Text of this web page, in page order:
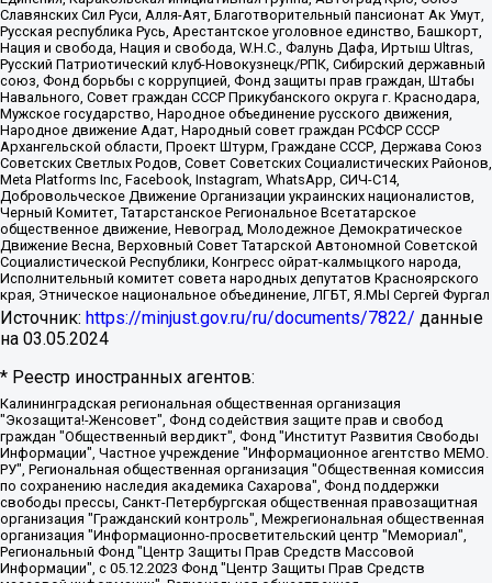
Славянских Сил Руси, Алля-Аят, Благотворительный пансионат Ак Умут,
Русская республика Русь, Арестантское уголовное единство, Башкорт,
Нация и свобода, Нация и свобода, W.H.С., Фалунь Дафа, Иртыш Ultras,
Русский Патриотический клуб-Новокузнецк/РПК, Сибирский державный
союз, Фонд борьбы с коррупцией, Фонд защиты прав граждан, Штабы
Навального, Совет граждан СССР Прикубанского округа г. Краснодара,
Мужское государство, Народное объединение русского движения,
Народное движение Адат, Народный совет граждан РСФСР СССР
Архангельской области, Проект Штурм, Граждане СССР, Держава Союз
Советских Светлых Родов, Совет Советских Социалистических Районов,
Meta Platforms Inc, Facebook, Instagram, WhatsApp, СИЧ-С14,
Добровольческое Движение Организации украинских националистов,
Черный Комитет, Татарстанское Региональное Всетатарское
общественное движение, Невоград, Молодежное Демократическое
Движение Весна, Верховный Совет Татарской Автономной Советской
Социалистической Республики, Конгресс ойрат-калмыцкого народа,
Исполнительный комитет совета народных депутатов Красноярского
края, Этническое национальное объединение, ЛГБТ, Я.МЫ Сергей Фургал
Источник: https://minjust.gov.ru/ru/documents/7822/ данные
на 03.05.2024
* Реестр иностранных агентов:
Калининградская региональная общественная организация "Экозащита!-Женсовет", Фонд содействия защите прав и свобод граждан "Общественный вердикт", Фонд "Институт Развития Свободы Информации", Частное учреждение "Информационное агентство МЕМО. РУ", Региональная общественная организация "Общественная комиссия по сохранению наследия академика Сахарова", Фонд поддержки свободы прессы, Санкт-Петербургская общественная правозащитная организация "Гражданский контроль", Межрегиональная общественная организация "Информационно-просветительский центр "Мемориал", Региональный Фонд "Центр Защиты Прав Средств Массовой Информации", с 05.12.2023 Фонд "Центр Защиты Прав Средств массовой информации", Региональная общественная благотворительная организация помощи беженцам и мигрантам "Гражданское содействие", Негосударственное образовательное учреждение дополнительного профессионального образования (повышение квалификации) специалистов "АКАДЕМИЯ ПО ПРАВАМ ЧЕЛОВЕКА", Свердловская региональная общественная организация "Сутяжник", Автономная некоммерческая организация "Центр независимых социологических исследований", Союз общественных объединений "Российский исследовательский центр по правам человека", Региональное общественное учреждение научно-информационный центр "МЕМОРИАЛ", Некоммерческая организация "Фонд защиты гласности", Автономная некоммерческая организация "Институт прав человека", Городская общественная организация "Екатеринбургское общество "МЕМОРИАЛ", Городская общественная организация "Рязанское историко-просветительское и правозащитное общество "Мемориал" (Рязанский Мемориал), Челябинский региональный орган общественной самодеятельности – женское общественное объединение "Женщины Евразии", Челябинский региональный орган общественной самодеятельности "Уральская правозащитная группа", Фонд содействия защите здоровья и социальной справедливости имени Андрея Рылькова, Автономная Некоммерческая Организация "Аналитический Центр Юрия Левады", Автономная некоммерческая организация социальной поддержки населения "Проект Апрель", Региональная общественная организация помощи женщинам и детям, находящимся в кризисной ситуации "Информационно-методический центр "Анна", Фонд содействия развитию массовых коммуникаций и правовому просвещению "Так-так-Так", Фонд содействия устойчивому развитию "Серебряная тайга", Свердловский региональный общественный фонд социальных проектов "Новое время", "Idel.Реалии", Кавказ.Реалии, Крым.Реалии, Телеканал Настоящее Время, Татаро-башкирская служба Радио Свобода (Azatliq Radiosi), Радио Свободная Европа/Радио Свобода (PCE/PC), "Сибирь.Реалии", "Фактограф", Благотворительный фонд помощи осужденным и их семьям, Автономная некоммерческая организация "Институт глобализации и социальных движений", Фонд "В защиту прав заключенных", Частное учреждение "Центр поддержки и содействия развитию средств массовой информации", Пензенский региональный общественный благотворительный фонд "Гражданский союз", "Север.Реалии", Некоммерческая организация Фонд "Правовая инициатива", Общество с ограниченной ответственностью "Радио Свободная Европа/Радио Свобода", Чешское информационное агентство "MEDIUM-ORIENT", Красноярская региональная общественная организация "Мы против СПИДа", Камалягин Денис Николаевич, Маркелов Сергей Евгеньевич, Пономарев Лев Александрович, Савицкая Людмила Алексеевна, Автономная некоммерческая организация "Центр по работе с проблемой насилия "НАСИЛИЮ.НЕТ", Межрегиональный профессиональный союз работников здравоохранения "Альянс врачей", Юридическое лицо, зарегистрированное в Латвийской Республике, SIA "Medusa Project" (регистрационный номер 40103797863, дата регистрации 10.06.2014), Некоммерческая организация "Фонд по борьбе с коррупцией", Автономная некоммерческая организация "Институт права и публичной политики", Баданин Роман Сергеевич, Гликин Максим Александрович, Железнова Мария Михайловна, Лукьянова Юлия Сергеевна, Маетная Елизавета Витальевна, Маняхин Петр Борисович, Чуракова Ольга Владимировна, Ярош Юлия Петровна, Юридическое лицо "The Insider SIA", зарегистрированное в Риге, Латвийская Республика (дата регистрации 26.06.2015), являющееся администратором доменного имени интернет-издания "The Insider SIA", https://theins.ru, Постернак Алексей Евгеньевич, Рубин Михаил Аркадьевич, Анин Роман Александрович, Юридическое лицо Istories fonds, зарегистрированное в Латвийской Республике (регистрационный номер 50008295751, дата регистрации 24.02.2020), Великовский Дмитрий Александрович, Долинина Ирина Николаевна, Мароховская Алеся Алексеевна, Шлейнов Роман Юрьевич, Шмагун Олеся Валентиновна, Общество с ограниченной ответственностью "Альтаир 2021", Общество с ограниченной ответственностью "Вега 2021", Общество с ограниченной ответственностью "Главный редактор 2021", Общество с ограниченной ответственностью "Ромашки монолит", Важенков Артем Валерьевич, Ивановская областная общественная организация "Центр гендерных исследований", Гурман Юрий Альбертович, Медиапроект "ОВД-Инфо", Егоров Владимир Владимирович, Жилинский Владимир Александрович, Общество с ограниченной ответственностью "ЗП", Иванова София Юрьевна, Карезина Инна Павловна, Кильтау Екатерина Викторовна, Петров Алексей Викторович, Пискунов Сергей Евгеньевич, Смирнов Сергей Сергеевич, Тихонов Михаил Сергеевич, Общество с ограниченной ответственностью "ЖУРНАЛИСТ-ИНОСТРАННЫЙ АГЕНТ", Арапова Галина Юрьевна, Вольтская Татьяна Анатольевна, Американская компания "Mason G.E.S. Anonymous Foundation" (США), являющаяся владельцем интернет-издания https://mnews.world/, Компания "Stichting Bellingcat", зарегистрированная в Нидерландах (дата регистрации 11.07.2018), Захаров Андрей Вячеславович, Клепиковская Екатерина Дмитриевна, Общество с ограниченной ответственностью "МЕМО", Перл Роман Александрович, Симонов Евгений Алексеевич, Соловьева Елена Анатольевна, Сотников Даниил Владимирович, Сурначева Елизавета Дмитриевна, Автономная некоммерческая организация по защите прав человека и информированию населения "Якутия – Наше Мнение", Общество с ограниченной ответственностью "Москоу диджитал медиа", с 26.01.2023 Общество с ограниченной ответственностью "Чайка Белые сады", Ветошкина Валерия Валерьевна, Заговора Максим Александрович, Межрегиональное общественное движение "Российская ЛГБТ - сеть", Оленичев Максим Владимирович, Павлов Иван Юрьевич, Скворцова Елена Сергеевна, Общество с ограниченной ответственностью "Как бы инагент", Кочетков Игорь Викторович, Общество с ограниченной ответственностью "Честные выборы", Еланчик Олег Александрович, Общество с ограниченной ответственностью "Нобелевский призыв", Гималова Регина Эмилевна, Григорьев Андрей Валерьевич, Григорьева Алина Александровна, Ассоциация по содействию защите прав призывников, альтернативнослужащих и военнослужащих "Правозащитная группа "Гражданин.Армия.Право", Хисамова Регина Фаритовна, Автономная некоммерческая организация по реализации социально-правовых программ "Лилит", Дальневосточное общественное движение "Маяк", Санкт-Петербургская ЛГБТ-инициативная группа "Выход", Инициативная группа ЛГБТ+ "Реверс", Алексеев Андрей Викторович, Бекбулатова Таисия Львовна, Беляев Иван Михайлович, Владыкина Елена Сергеевна, Гельман Марат Александрович, Никульшина Вероника Юрьевна, Толоконникова Надежда Андреевна, Шендерович Виктор Анатольевич, Общество с ограниченной ответственностью "Данное сообщение", Общество с ограниченной ответственностью Издательский дом "Новая глава", Айнбиндер Александра Александровна, Московский комьюнити-центр для ЛГБТ+инициатив, Благотворительный фонд развития филантропии, Deutsche Welle (Германия, Kurt-Schumacher-Strasse 3, 53113 Bonn), Борзунова Мария Михайловна, Воробьев Виктор Викторович, Голубева Анна Львовна, Константинова Алла Михайловна, Малкова Ирина Владимировна, Мурадов Мурад Абдулгалимович, Осетинская Елизавета Николаевна, Понасенков Евгений Николаевич, Ганапольский Матвей Юрьевич, Киселев Евгений Алексеевич, Борухович Ирина Григорьевна, Дремин Иван Тимофеевич, Дубровский Дмитрий Викторович, Красноярская региональная общественная организация поддержки и развития альтернативных образовательных технологий и межкультурных коммуникаций "ИНТЕРРА", Маяковская Екатерина Алексеевна, Фейгин Марк Захарович, Филимонов Андрей Викторович, Дзугкоева Регина Николаевна, Доброхотов Роман Александрович, Дудь Юрий Александрович, Елкин Сергей Владимирович, Кругликов Кирилл Игоревич, Сабунаева Мария Леонидовна, Семенов Алексей Владимирович, Шаинян Карен Багратович, Шульман Екатерина Михайловна, Асафьев Артур Валерьевич, Вахштайн Виктор Семенович, Венедиктов Алексей Алексеевич, Лушникова Екатерина Евгеньевна, Волков Леонид Михайлович, Невзоров Александр Глебович, Пархоменко Сергей Борисович, Сироткин Ярослав Николаевич, Кара-Мурза Владимир Владимирович, Баранова Наталья Владимировна, Гозман Леонид Яковлевич, Кагарлицкий Борис Юльевич, Климарев Михаил Валерьевич, Милов Владимир Станиславович, Автономная некоммерческая организация Краснодарский центр современного искусства "Типография", Моргенштерн Алишер Тагирович, Соболь Любовь Эдуардовна, Общество с ограниченной ответственностью "ЛИЗА НОРМ", Каспаров Гарри Кимович, Ходорковский Михаил Борисович, Общество с ограниченной ответственностью "Апрельские тезисы", Данилович Ирина Брониславовна, Кашин Олег Владимирович, Петров Николай Владимирович, Пивоваров Алексей Владимирович, Соколов Михаил Владимирович, Цветкова Юлия Владимировна, Чичваркин Евгений Александрович, Комитет против пыток/Команда против пыток, Общество с ограниченной ответственностью "Первый научный", Общество с ограниченной ответственностью "Вертолет и ко", Белоцерковская Вероника Борисовна, Кац Максим Евгеньевич, Лазарева Татьяна Юрьевна, Шаведдинов Руслан Табризович, Яшин Илья Валерьевич, Общество с ограниченной ответственностью "Иноагент ААВ", Алешковский Дмитрий Петрович, Альбац Евгения Марковна, Быков Дмитрий Львович, Галямина Юлия Евгеньевна, Лойко Сергей Леонидович, Мартынов Кирилл Константинович, Медведев Сергей Александрович, Крашенинников Федор Геннадиевич, Гордеева Катерина Вл